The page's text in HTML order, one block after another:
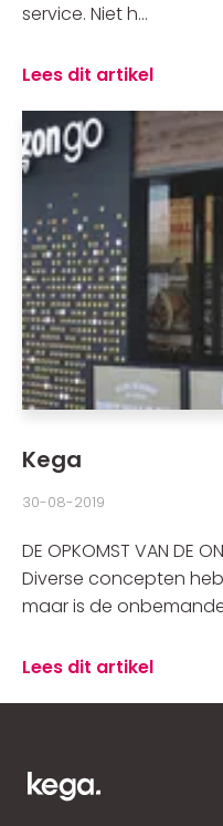
service. Niet h...
Lees dit artikel
Kega
30-08-2019
DE OPKOMST VAN DE
Diverse concepten
maar is de
Lees dit artikel